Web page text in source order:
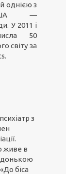
однією з
США —
У 2011 і
50
світу за
з
живе в
донькою
біса